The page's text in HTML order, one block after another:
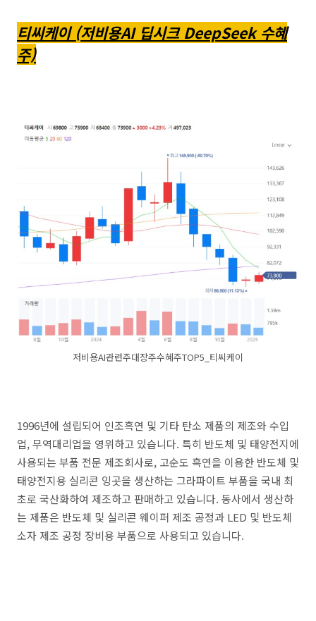
티씨케이 (저비용AI 딥시크 DeepSeek 수혜
주)
저비용AI관련주대장주수혜주TOP5_티씨케이
1996년에 설립되어 인조흑연 및 기타 탄소 제품의 제조와 수입
업, 무역대리업을 영위하고 있습니다. 특히 반도체 및 태양전지에
사용되는 부품 전문 제조회사로, 고순도 흑연을 이용한 반도체 및
태양전지용 실리콘 잉곳을 생산하는 그라파이트 부품을 국내 최
초로 국산화하여 제조하고 판매하고 있습니다. 동사에서 생산하
는 제품은 반도체 및 실리콘 웨이퍼 제조 공정과 LED 및 반도체
소자 제조 공정 장비용 부품으로 사용되고 있습니다.